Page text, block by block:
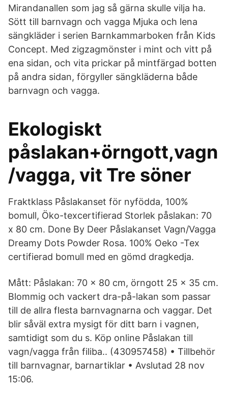
Mirandanallen som jag så gärna skulle vilja ha.
Sött till barnvagn och vagga Mjuka och lena
sängkläder i serien Barnkammarboken från Kids
Concept. Med zigzagmönster i mint och vitt på
ena sidan, och vita prickar på mintfärgad botten
på andra sidan, förgyller sängkläderna både
barnvagn och vagga.
Ekologiskt
påslakan+örngott,vagn
/vagga, vit Tre söner
Fraktklass Påslakanset för nyfödda, 100%
bomull, Öko-texcertifierad Storlek påslakan: 70
x 80 cm. Done By Deer Påslakanset Vagn/Vagga
Dreamy Dots Powder Rosa. 100% Oeko -Tex
certifierad bomull med en gömd dragkedja.
Mått: Påslakan: 70 x 80 cm, örngott 25 x 35 cm.
Blommig och vackert dra-på-lakan som passar
till de allra flesta barnvagnarna och vaggar. Det
blir såväl extra mysigt för ditt barn i vagnen,
samtidigt som du s. Köp online Påslakan till
vagn/vagga från filiba.. (430957458) • Tillbehör
till barnvagnar, barnartiklar • Avslutad 28 nov
15:06.